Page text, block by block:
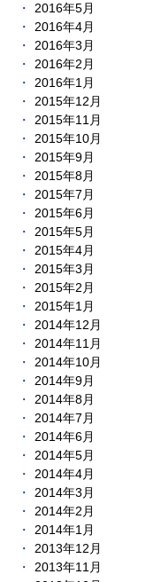
2016年5月
2016年4月
2016年3月
2016年2月
2016年1月
2015年12月
2015年11月
2015年10月
2015年9月
2015年8月
2015年7月
2015年6月
2015年5月
2015年4月
2015年3月
2015年2月
2015年1月
2014年12月
2014年11月
2014年10月
2014年9月
2014年8月
2014年7月
2014年6月
2014年5月
2014年4月
2014年3月
2014年2月
2014年1月
2013年12月
2013年11月